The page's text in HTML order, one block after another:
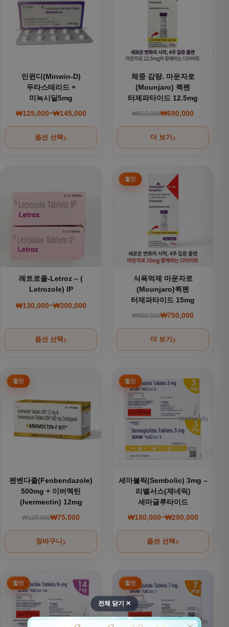
민윈디(Minwin-D)
두타스테리드 +
미녹시딜5mg
₩125,000~₩145,000
가격 범위: ₩125,000~₩145,000
옵션 선택
체중 감량. 마운자로
(Mounjaro) 퀵펜
터제파타이드 12.5mg
₩850,000 원래 가격:
₩690,000
현재 가격:
더 보기
레트로졸-Letroz – (
Letrozole) IP
₩130,000~₩300,000
가격 범위: ₩130,000~₩300,000
옵션 선택
여러 상품 옵션이 이 상품에 있습니다. 상품 페이지에서 옵션
식욕억제 마운자로
(Mounjaro)퀵펜
터제파타이드 15mg
₩900,000 원래 가격:
₩750,000
현재 가격:
더 보기
펜벤다졸(Fenbendazole)
500mg + 이버멕틴
(Ivermectin) 12mg
₩120,000원래 가격: ₩120,000.
₩75,000
현재 가격: ₩75,000.
장바구니
세마볼릭(Sembolic) 3mg –
리벨서스(제네릭)
세마글루타이드
₩180,000~₩290,000
가격 범위:
옵션 선택
여러 상품 옵션이 이 상품에
여러 상품 옵션이 이 상품에 있습니다. 상품 페이지에서 옵션
여러 상품 옵션이 이 상품에
전체 닫기 ✕